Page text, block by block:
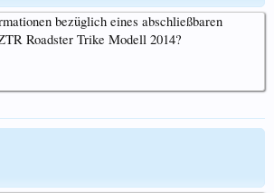
bezüglich eines abschließbaren
Roadster Trike Modell 2014?